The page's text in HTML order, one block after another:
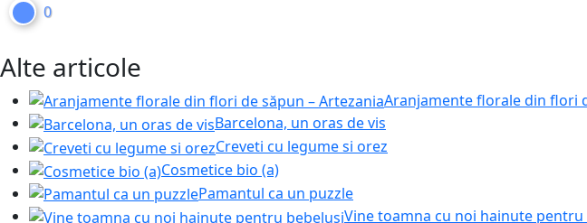
0
Alte articole
Aranjamente florale din flori
Barcelona, un oras de vis
Creveti cu legume si orez
Cosmetice bio (a)
Pamantul ca un puzzle
Vine toamna cu noi hainute pentru